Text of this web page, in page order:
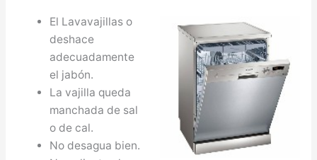
El Lavavajillas o
deshace
adecuadamente
el jabón.
La vajilla queda
manchada de sal
o de cal.
No desagua bien.